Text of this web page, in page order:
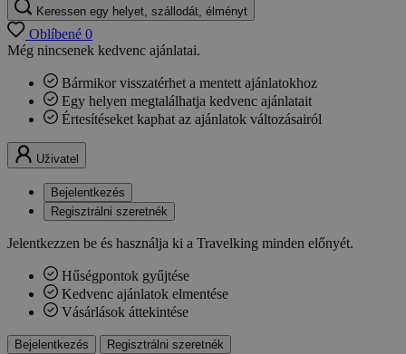
Keressen egy helyet, szállodát, élményt
Oblíbené 0
Még nincsenek kedvenc ajánlatai.
Bármikor visszatérhet a mentett ajánlatokhoz
Egy helyen megtalálhatja kedvenc ajánlatait
Értesítéseket kaphat az ajánlatok változásairól
Uživatel
Bejelentkezés
Regisztrálni szeretnék
Jelentkezzen be és használja ki a Travelking minden előnyét.
Hűségpontok gyűjtése
Kedvenc ajánlatok elmentése
Vásárlások áttekintése
Bejelentkezés Regisztrálni szeretnék